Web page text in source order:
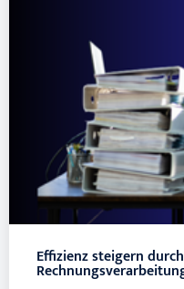
Effizienz steigern